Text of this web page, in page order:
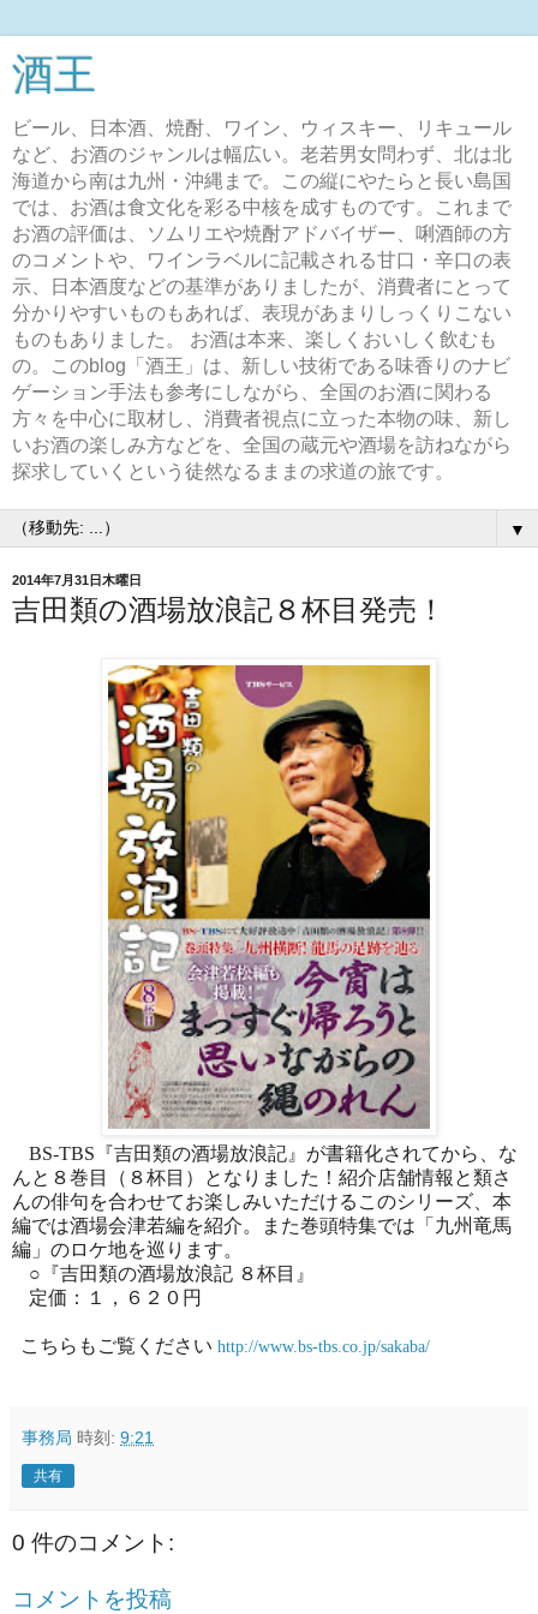
酒王
ビール、日本酒、焼酎、ワイン、ウィスキー、リキュール
など、お酒のジャンルは幅広い。老若男女問わず、北は北
海道から南は九州・沖縄まで。この縦にやたらと長い島国
では、お酒は食文化を彩る中核を成すものです。これまで
お酒の評価は、ソムリエや焼酎アドバイザー、唎酒師の方
のコメントや、ワインラベルに記載される甘口・辛口の表
示、日本酒度などの基準がありましたが、消費者にとって
分かりやすいものもあれば、表現があまりしっくりこない
ものもありました。 お酒は本来、楽しくおいしく飲むも
の。このblog「酒王」は、新しい技術である味香りのナビ
ゲーション手法も参考にしながら、全国のお酒に関わる
方々を中心に取材し、消費者視点に立った本物の味、新し
いお酒の楽しみ方などを、全国の蔵元や酒場を訪ねながら
探求していくという徒然なるままの求道の旅です。
▼
2014年7月31日木曜日
吉田類の酒場放浪記８杯目発売！
BS-TBS 『吉田類の酒場放浪記』が書籍化されてから、な
んと８巻目（８杯目）となりました！紹介店舗情報と類さ
んの俳句を合わせてお楽しみいただけるこのシリーズ、本
編では酒場会津若編を紹介。また巻頭特集では「九州竜馬
編」のロケ地を巡ります。
○『吉田類の酒場放浪記 ８杯目』
定価：１，６２０円
こちらもご覧ください http://www.bs-tbs.co.jp/sakaba/
事務局 時刻: 9:21
共有
0 件のコメント:
コメントを投稿